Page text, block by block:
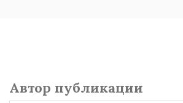
Автор публикации